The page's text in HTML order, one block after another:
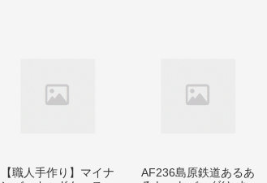
【職人手作り】マイナ
AF236島原鉄道あるあ